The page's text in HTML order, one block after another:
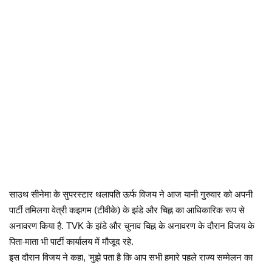
साउथ सीनेमा के सुपरस्टार थलापति ऊर्फ विजय ने आज यानी गुरुवार को अपनी
पार्टी तमिलगा वेत्री कझगम (टीवीके) के झंडे और चिह्न का आधिकारिक रूप से
अनावरण किया है. TVKके झंडे और चुनाव चिह्न के अनावरण के दौरान विजय के
पिता-माता भी पार्टी कार्यालय में मौजूद रहे.
इस दौरान विजय ने कहा, ‘मुझे पता है कि आप सभी हमारे पहले राज्य सम्मेलन का